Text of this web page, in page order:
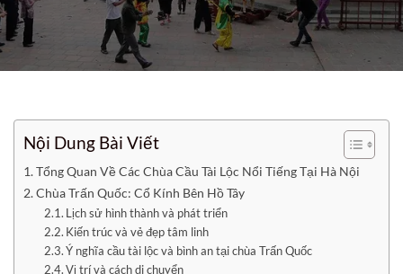
Nội Dung Bài Viết
Tổng Quan Về Các Chùa Cầu Tài Lộc Nổi Tiếng Tại Hà Nội
Chùa Trấn Quốc: Cổ Kính Bên Hồ Tây
Lịch sử hình thành và phát triển
Kiến trúc và vẻ đẹp tâm linh
Ý nghĩa cầu tài lộc và bình an tại chùa Trấn Quốc
Vị trí và cách di chuyển